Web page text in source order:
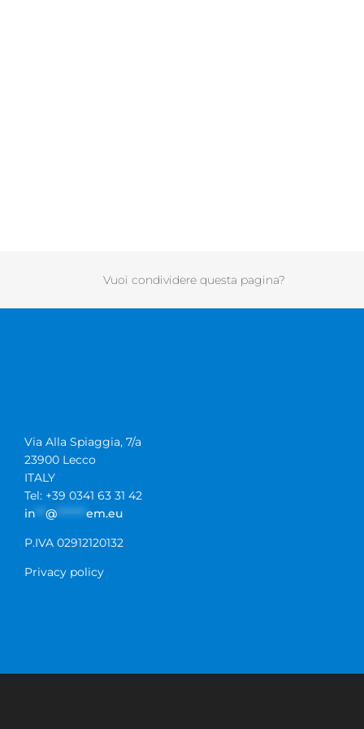
Vuoi condividere questa pagina?
Via Alla Spiaggia, 7/a
23900 Lecco
ITALY
Tel: +39 0341 63 31 42
in
@ ****** em.eu
P.IVA 02912120132
Privacy policy